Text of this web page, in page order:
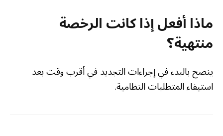
ماذا أفعل إذا كانت الرخصة
منتهية؟
ينصح بالبدء في إجراءات التجديد في أقرب وقت بعد
استيفاء المتطلبات النظامية.